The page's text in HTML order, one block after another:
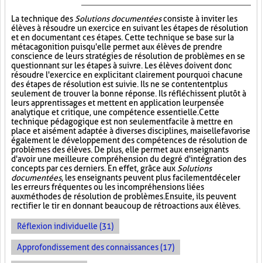
La technique des Solutions documentéesconsiste à inviter les
élèves à résoudre un exercice en suivant les étapes de résolution
et en documentant ces étapes. Cette technique se base sur la
métacagonition puisqu'elle permet aux élèves de prendre
conscience de leurs stratégies de résolution de problèmes en se
questionnant sur les étapes à suivre. Les élèves doivent donc
résoudre l'exercice en explicitant clairement pourquoi chacune
des étapes de résolution est suivie. Ils ne se contentent plus
seulement de trouver la bonne réponse. Ils réfléchissent plutôt à
leurs apprentissages et mettent en application leur pensée
analytique et critique, une compétence essentielle. Cette
technique pédagogique est non seulement facile à mettre en
place et aisément adaptée à diverses disciplines, mais elle favorise
également le développement des compétences de résolution de
problèmes des élèves. De plus, elle permet aux enseignants
d'avoir une meilleure compréhension du degré d'intégration des
concepts par ces derniers. En effet, grâce aux Solutions
documentées, les enseignants peuvent plus facilement déceler
les erreurs fréquentes ou les incompréhensions liées
aux méthodes de résolution de problèmes. Ensuite, ils peuvent
rectifier le tir en donnant beaucoup de rétroactions aux élèves.
Réflexion individuelle (31)
Approfondissement des connaissances (17)